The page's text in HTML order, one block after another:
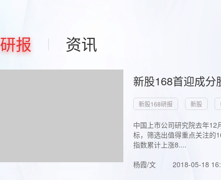
研报 资讯
新股168首迎成
新股168研报 新股
中国上市公司研究院去年
标，筛选出值得重点关注的
指数累计上涨8....
杨霞/文
2018-05-18